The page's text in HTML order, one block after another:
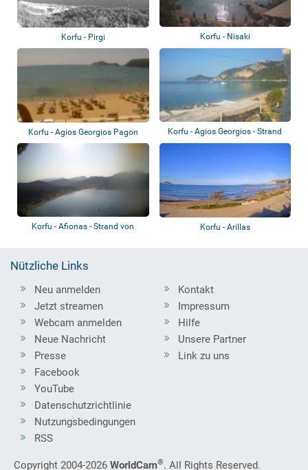
Korfu - Pirgi Korfu - Nisaki
Korfu - Agios Georgios Pagon Korfu - Agios Georgios - Strand
Korfu - Afionas - Strand von
Korfu - Arillas
Nützliche Links
Neu anmelden
Jetzt streamen
Webcam anmelden
Neue Nachricht
Presse
Kontakt
Impressum
Hilfe
Unsere Partner
Link zu uns
Facebook
YouTube
Datenschutzrichtlinie
Nutzungsbedingungen
RSS
Copyright 2004-2026 WorldCam®. All Rights Reserved.